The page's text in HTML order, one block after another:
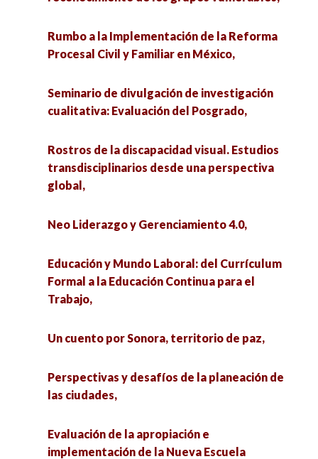
Rumbo a la Implementación de la Reforma
Procesal Civil y Familiar en México,
Seminario de divulgación de investigación
cualitativa: Evaluación del Posgrado,
Rostros de la discapacidad visual. Estudios
transdisciplinarios desde una perspectiva
global,
Neo Liderazgo y Gerenciamiento 4.0,
Educación y Mundo Laboral: del Currículum
Formal a la Educación Continua para el
Trabajo,
Un cuento por Sonora, territorio de paz,
Perspectivas y desafíos de la planeación de
las ciudades,
Evaluación de la apropiación e
implementación de la Nueva Escuela